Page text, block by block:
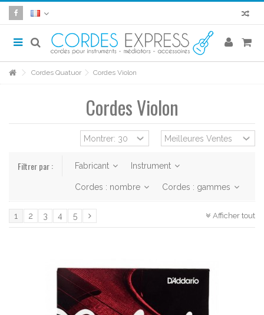
Cordes Quatuor Cordes Violon
Cordes Violon
Filtrer par : Fabricant Instrument
Cordes : nombre Cordes : gammes
Afficher tout
1 2 3 4 5